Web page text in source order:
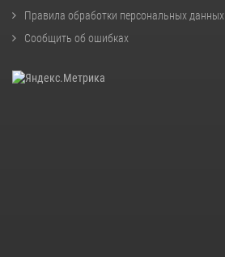
Правила обработки персональных данных
Сообщить об ошибках